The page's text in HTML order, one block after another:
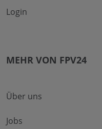
Login
MEHR VON FPV24
Über uns
Jobs